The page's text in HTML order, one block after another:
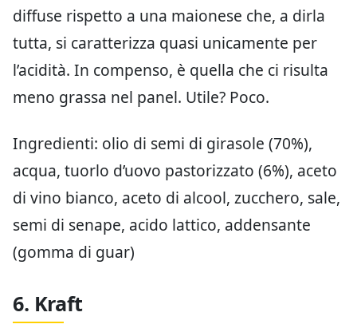
diffuse rispetto a una maionese che, a dirla
tutta, si caratterizza quasi unicamente per
l’acidità. In compenso, è quella che ci risulta
meno grassa nel panel. Utile? Poco.
Ingredienti: olio di semi di girasole (70%),
acqua, tuorlo d’uovo pastorizzato (6%), aceto
di vino bianco, aceto di alcool, zucchero, sale,
semi di senape, acido lattico, addensante
(gomma di guar)
6. Kraft